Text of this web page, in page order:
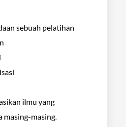
sebuah pelatihan
ilmu yang
masing.